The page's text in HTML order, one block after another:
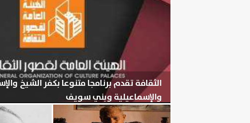
الثقافة تقدم برنامجا متنوعا بكفر الشيخ
والإسماعيلية وبني سويف